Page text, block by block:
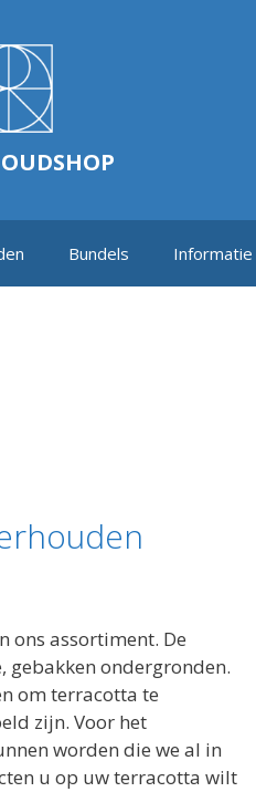
Bundels Informatie
ons assortiment. De
gebakken ondergronden.
om terracotta te
zijn. Voor het
worden die we al in
u op uw terracotta wilt